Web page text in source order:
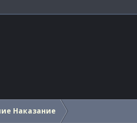
Наказание